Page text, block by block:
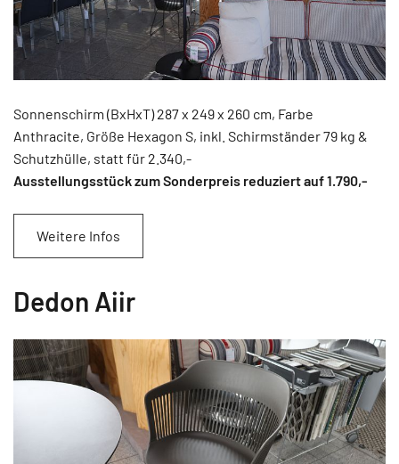
Sonnenschirm (BxHxT) 287 x 249 x 260 cm, Farbe
Anthracite, Größe Hexagon S, inkl. Schirmständer 79 kg &
Schutzhülle, statt für 2.340,-
Ausstellungsstück zum Sonderpreis reduziert auf 1.790,-
Weitere Infos
Dedon Aiir